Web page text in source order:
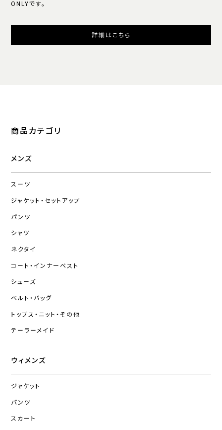
ONLYです。
詳細はこちら
商品カテゴリ
メンズ
スーツ
ジャケット・セットアップ
パンツ
シャツ
ネクタイ
コート・インナーベスト
シューズ
ベルト・バッグ
トップス・ニット・その他
テーラーメイド
ウィメンズ
ジャケット
パンツ
スカート